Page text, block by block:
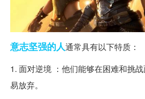
意志坚强的人通常具有以下特质：
1. 面对逆境 ：他们能够在困难和挑
易放弃。